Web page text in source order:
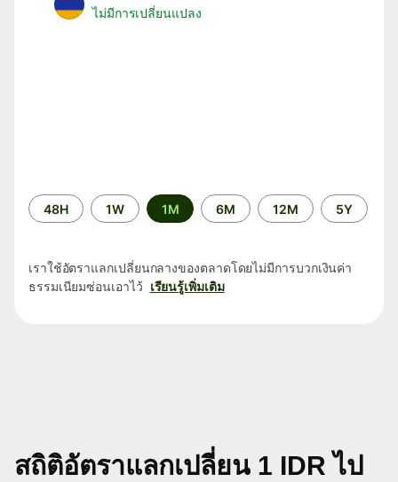
ไม่มีการเปลี่ยนแปลง
ระยะ
เวลา
48H 1W 1M 6M 12M 5Y
เราใช้อัตราแลกเปลี่ยนกลางของตลาดโดยไม่มีการบวกเงินค่า
ธรรมเนียมซ่อนเอาไว้ เรียนรู้เพิ่มเติม
สถิติอัตราแลกเปลี่ยน 1 IDR ไป